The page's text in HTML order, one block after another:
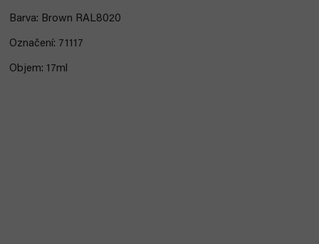
Barva: Brown RAL8020
Označení: 71117
Objem: 17ml